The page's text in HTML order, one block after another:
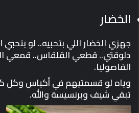
الخضار
جهزي الخضار اللي بتحبيه.. لو
دلوقتي.. قطعي القلقاس.. قمعي
الفاصوليا.
وياه لو قسمتيهم في أكياس
تبقي شيف وبرنسيسة والله.